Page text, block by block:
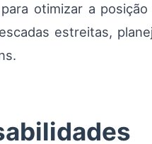
otimizar a
estreitas,